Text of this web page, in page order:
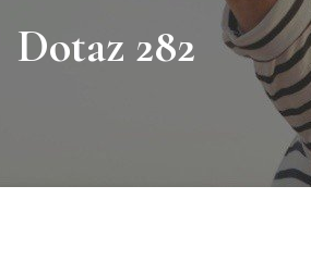
Dotaz 282